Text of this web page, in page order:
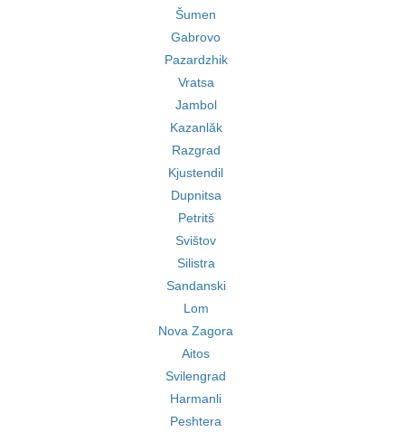
Šumen
Gabrovo
Pazardzhik
Vratsa
Jambol
Kazanlăk
Razgrad
Kjustendil
Dupnitsa
Petritš
Svištov
Silistra
Sandanski
Lom
Nova Zagora
Aitos
Svilengrad
Harmanli
Peshtera